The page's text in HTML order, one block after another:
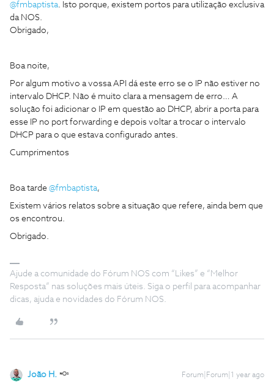
@fmbaptista. Isto porque, existem portos para utilização exclusiva
da NOS.
Obrigado,
Boa noite,
Por algum motivo a vossa API dá este erro se o IP não estiver no
intervalo DHCP. Não é muito clara a mensagem de erro… A
solução foi adicionar o IP em questão ao DHCP, abrir a porta para
esse IP no port forwarding e depois voltar a trocar o intervalo
DHCP para o que estava configurado antes.
Cumprimentos
Boa tarde ​ @fmbaptista,
Existem vários relatos sobre a situação que refere, ainda bem que
os encontrou.
Obrigado.
Ajude a comunidade do Fórum NOS com “Likes” e “Melhor
Resposta” nas soluções mais úteis. Siga o perfil para acompanhar
dicas, ajuda e novidades do Fórum NOS.
João H. Forum|Forum|1 year ago